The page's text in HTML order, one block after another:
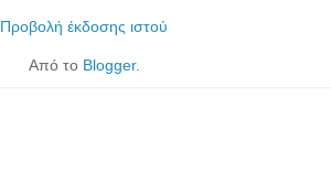
Προβολή έκδοσης ιστού
Από το Blogger.